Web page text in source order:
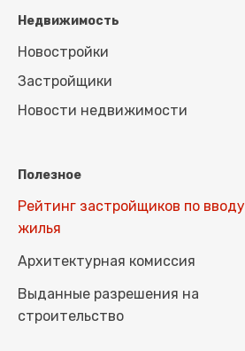
Недвижимость
Новостройки
Застройщики
Новости недвижимости
Полезное
Рейтинг застройщиков по вводу
жилья
Архитектурная комиссия
Выданные разрешения на
строительство